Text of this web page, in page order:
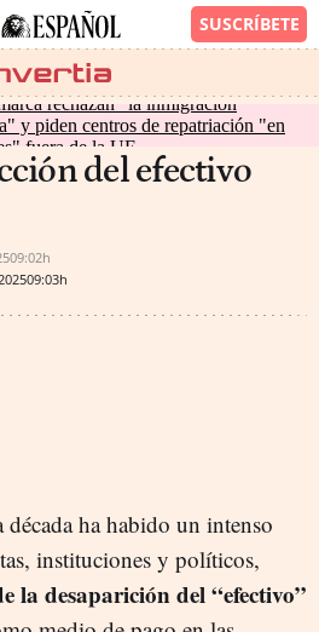
rechazan "la inmigración
y piden centros de repatriación "en
fuera de la UE
del efectivo
09:02h
09:03h
década ha habido un intenso
instituciones y políticos,
la desaparición del “efectivo”